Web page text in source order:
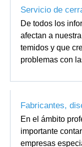
Servicio de
De todos los
afectan a
temidos y que
problemas con
Fabricantes,
En el ámbito
importante
empresas